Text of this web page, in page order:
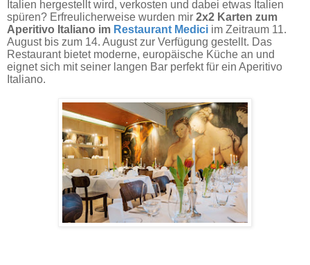
Italien hergestellt wird, verkosten und dabei etwas Italien
spüren? Erfreulicherweise wurden mir 2x2 Karten zum
Aperitivo Italiano im Restaurant Medici im Zeitraum 11.
August bis zum 14. August zur Verfügung gestellt. Das
Restaurant bietet moderne, europäische Küche an und
eignet sich mit seiner langen Bar perfekt für ein Aperitivo
Italiano.